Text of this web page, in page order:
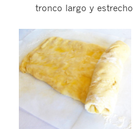
tronco largo y estrecho.